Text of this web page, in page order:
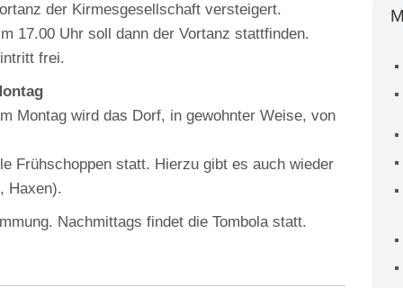
der Kirmesgesellschaft versteigert.
17.00 Uhr soll dann der Vortanz stattfinden.
frei.
Montag wird das Dorf, in gewohnter Weise, von
Frühschoppen statt. Hierzu gibt es auch wieder
Haxen).
Nachmittags findet die Tombola statt.